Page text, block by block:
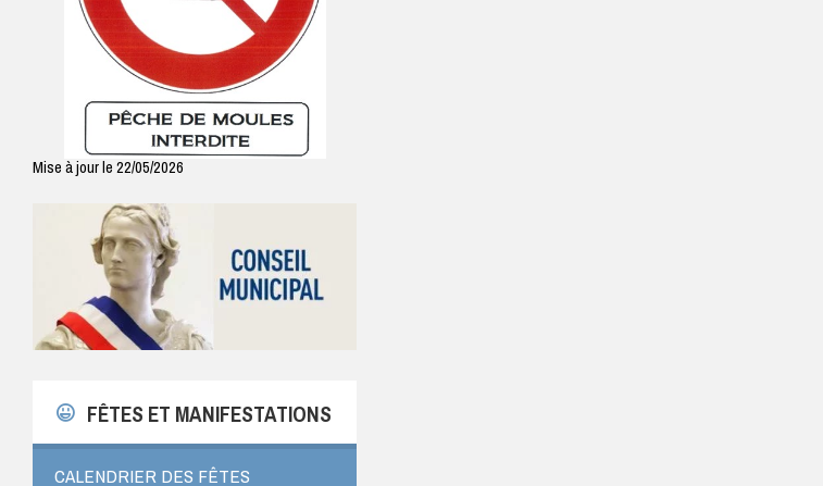
Mise à jour le 22/05/2026
FÊTES ET MANIFESTATIONS
CALENDRIER DES FÊTES